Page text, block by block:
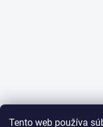
Tento web používa